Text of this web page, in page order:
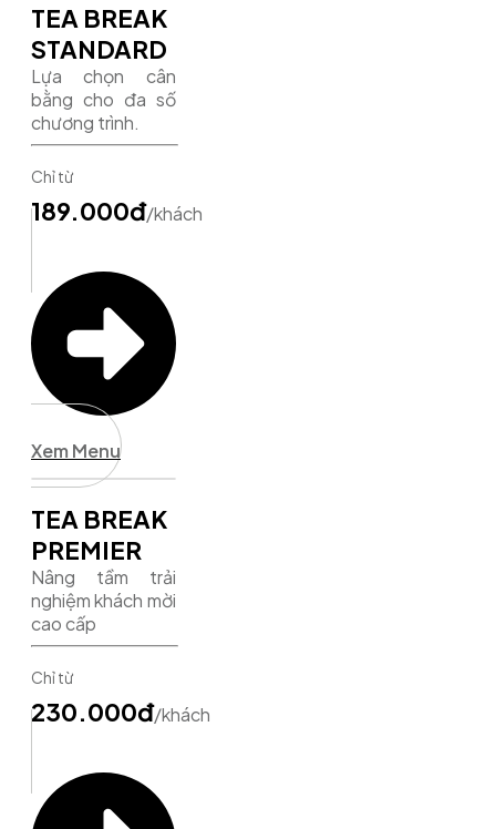
TEA BREAK
STANDARD
Lựa chọn cân
bằng cho đa số
chương trình.
Chỉ từ
189.000đ/khách
Xem Menu
TEA BREAK
PREMIER
Nâng tầm trải
nghiệm khách mời
cao cấp
Chỉ từ
230.000đ/khách